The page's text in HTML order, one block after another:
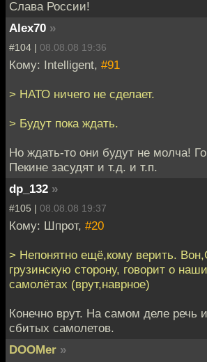
Слава России!
Alex70 »
#104 | 08.08.08 19:36
Кому: Intelligent, #91
> НАТО ничего не сделает.
> Будут пока ждать.
Но ждать-то они будут не молча!
Пекине засудят и т.д. и т.п.
dp_132 »
#105 | 08.08.08 19:37
Кому: Шпрот, #20
> Непонятно ещё,кому верить.
грузинскую сторону, говорит о
самолётах (врут,наврное)
Конечно врут. На самом деле речь
сбитых самолетов.
DOOMer »